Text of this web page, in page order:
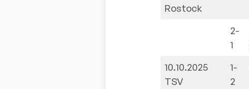
Rostock
2-
1
10.10.2025
TSV
1-
2